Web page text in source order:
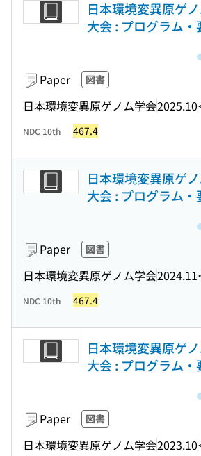
日本環境変異原ゲ
大会 : プログラム・
Paper 図書
日本環境変異原ゲノム学会2025.10
NDC 10th 467.4
日本環境変異原ゲ
大会 : プログラム・
Paper 図書
日本環境変異原ゲノム学会2024.11
NDC 10th 467.4
日本環境変異原ゲ
大会 : プログラム・
Paper 図書
日本環境変異原ゲノム学会2023.10